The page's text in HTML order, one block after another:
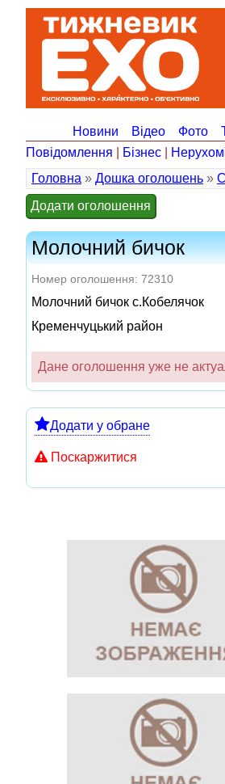
Новини Відео Фото
Повідомлення
Бізнес
Головна » Дошка оголошень »
Додати оголошення
Молочний бичок
Номер оголошення: 72310
Молочний бичок с.Кобелячок
Кременчуцький район
Дане оголошення уже не
Додати у обране
Поскаржитися